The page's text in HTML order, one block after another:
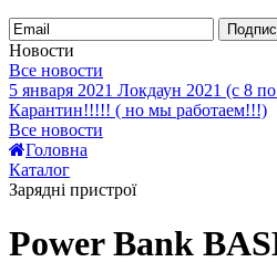
Новости
Все новости
5 января 2021 Локдаун 2021 (с 8
Карантин!!!!! ( но мы работаем!!!)
Все новости
Головна
Каталог
Зарядні пристрої
Power Bank